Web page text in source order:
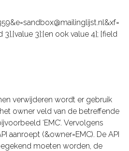
3],[value 3]:[en ook value 4]; [field
verwijderen wordt er gebruik
owner veld van de betreffende
‘EMC’. Vervolgens
aanroept (&owner=EMC). De API
moeten worden, de